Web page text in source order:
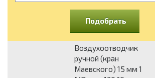
Подобрать
Воздухоотводчик
ручной (кран
Маевского) 15 мм 1